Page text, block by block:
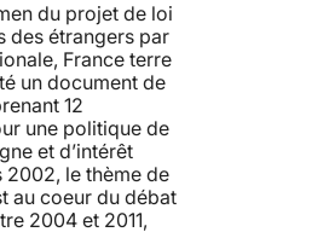
du projet de loi
des étrangers par
France terre
un document de
12
une politique de
et d’intérêt
2002, le thème de
au coeur du débat
2004 et 2011,